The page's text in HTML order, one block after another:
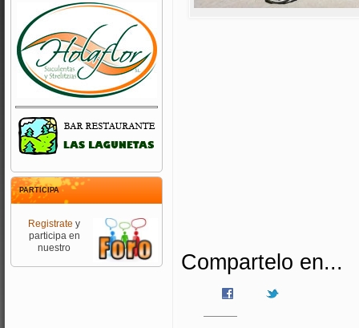
PARTICIPA
Registrate y
participa en
nuestro
Compartelo en...